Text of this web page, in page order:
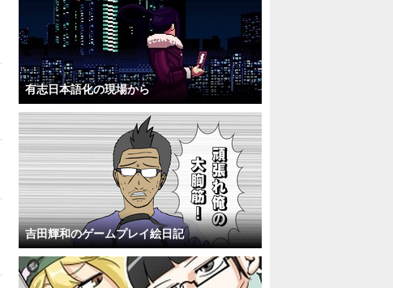
有志日本語化の現場から
吉田輝和のゲームプレイ絵日記